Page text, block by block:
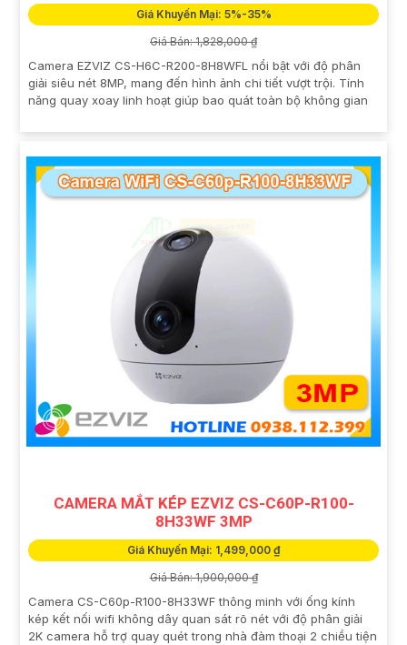
Giá Khuyến Mại: 5%-35%
Giá Bán: 1,828,000 ₫
Camera EZVIZ CS-H6C-R200-8H8WFL nổi bật với độ phân
giải siêu nét 8MP, mang đến hình ảnh chi tiết vượt trội. Tính
năng quay xoay linh hoạt giúp bao quát toàn bộ không gian
CAMERA MẮT KÉP EZVIZ CS-C60P-R100-
8H33WF 3MP
Giá Khuyến Mại: 1,499,000 ₫
Giá Bán: 1,900,000 ₫
Camera CS-C60p-R100-8H33WF thông minh với ống kính
kép kết nối wifi không dây quan sát rõ nét với độ phân giải
2K camera hỗ trợ quay quét trong nhà đàm thoại 2 chiều tiện